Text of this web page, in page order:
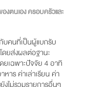
งตนเอง ครอบครัวและ
บคนที่เป็นผู้แบกรับ
ดยส่งผลต่อฐานะ
ยเฉพาะปัจจัย 4 อาทิ
าร ค่าเล่าเรียน ค่า